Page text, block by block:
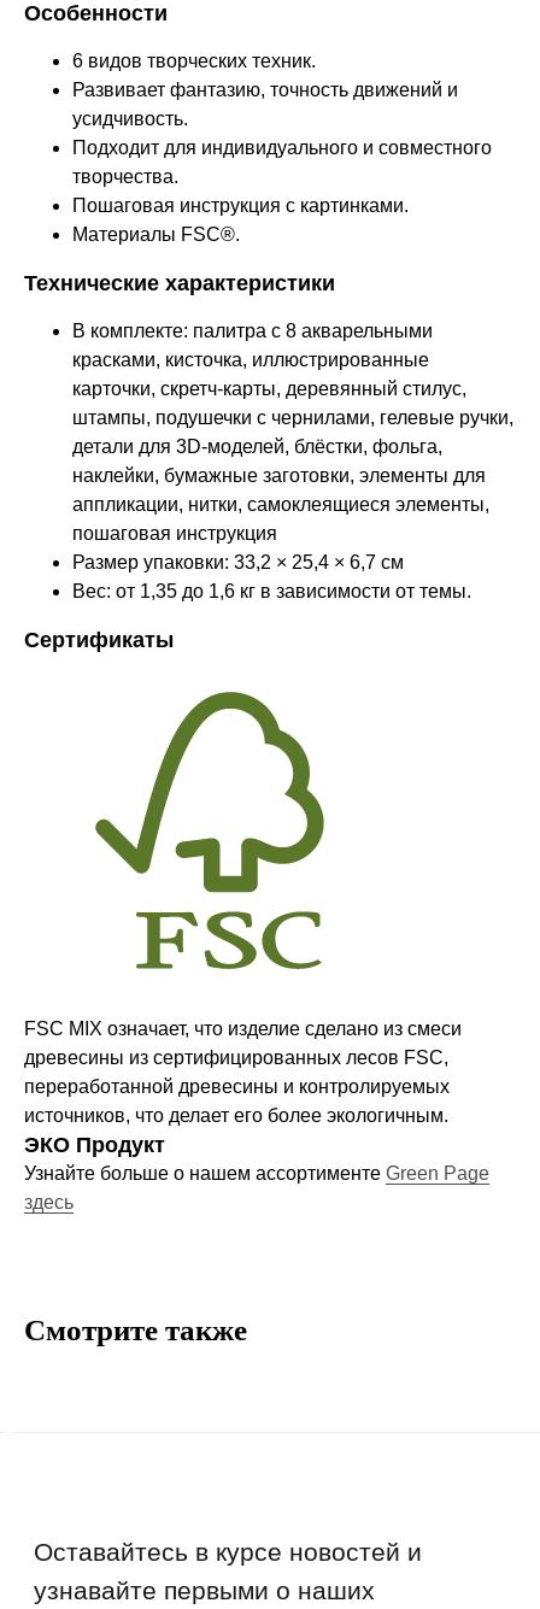
Особенности
6 видов творческих техник.
Развивает фантазию, точность движений и
усидчивость.
Подходит для индивидуального и совместного
творчества.
Пошаговая инструкция с картинками.
Материалы FSC®.
Технические характеристики
В комплекте: палитра с 8 акварельными
красками, кисточка, иллюстрированные
карточки, скретч-карты, деревянный стилус,
штампы, подушечки с чернилами, гелевые ручки,
детали для 3D-моделей, блёстки, фольга,
наклейки, бумажные заготовки, элементы для
аппликации, нитки, самоклеящиеся элементы,
пошаговая инструкция
Размер упаковки: 33,2 × 25,4 × 6,7 см
Вес: от 1,35 до 1,6 кг в зависимости от темы.
Сертификаты
FSC MIX означает, что изделие сделано из смеси
древесины из сертифицированных лесов FSC,
переработанной древесины и контролируемых
источников, что делает его более экологичным.
ЭКО Продукт
Узнайте больше о нашем ассортименте Green Page
здесь
Смотрите также
Оставайтесь в курсе новостей и
узнавайте первыми о наших
Договор-оферта
Политика конфиденциальности
Как отличить подделку
Блог
Контакты
Copyright © 2026 - TOTS Distribution Group
Свидетельство на товарный знак
Информация